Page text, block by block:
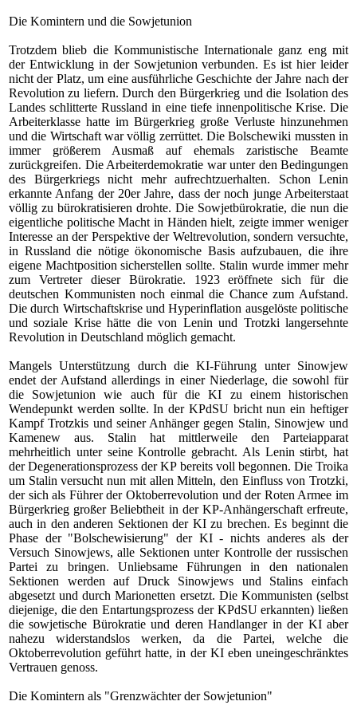
Die Komintern und die Sowjetunion
Trotzdem blieb die Kommunistische Internationale ganz eng mit
der Entwicklung in der Sowjetunion verbunden. Es ist hier leider
nicht der Platz, um eine ausführliche Geschichte der Jahre nach der
Revolution zu liefern. Durch den Bürgerkrieg und die Isolation des
Landes schlitterte Russland in eine tiefe innenpolitische Krise. Die
Arbeiterklasse hatte im Bürgerkrieg große Verluste hinzunehmen
und die Wirtschaft war völlig zerrüttet. Die Bolschewiki mussten in
immer größerem Ausmaß auf ehemals zaristische Beamte
zurückgreifen. Die Arbeiterdemokratie war unter den Bedingungen
des Bürgerkriegs nicht mehr aufrechtzuerhalten. Schon Lenin
erkannte Anfang der 20er Jahre, dass der noch junge Arbeiterstaat
völlig zu bürokratisieren drohte. Die Sowjetbürokratie, die nun die
eigentliche politische Macht in Händen hielt, zeigte immer weniger
Interesse an der Perspektive der Weltrevolution, sondern versuchte,
in Russland die nötige ökonomische Basis aufzubauen, die ihre
eigene Machtposition sicherstellen sollte. Stalin wurde immer mehr
zum Vertreter dieser Bürokratie. 1923 eröffnete sich für die
deutschen Kommunisten noch einmal die Chance zum Aufstand.
Die durch Wirtschaftskrise und Hyperinflation ausgelöste politische
und soziale Krise hätte die von Lenin und Trotzki langersehnte
Revolution in Deutschland möglich gemacht.
Mangels Unterstützung durch die KI-Führung unter Sinowjew
endet der Aufstand allerdings in einer Niederlage, die sowohl für
die Sowjetunion wie auch für die KI zu einem historischen
Wendepunkt werden sollte. In der KPdSU bricht nun ein heftiger
Kampf Trotzkis und seiner Anhänger gegen Stalin, Sinowjew und
Kamenew aus. Stalin hat mittlerweile den Parteiapparat
mehrheitlich unter seine Kontrolle gebracht. Als Lenin stirbt, hat
der Degenerationsprozess der KP bereits voll begonnen. Die Troika
um Stalin versucht nun mit allen Mitteln, den Einfluss von Trotzki,
der sich als Führer der Oktoberrevolution und der Roten Armee im
Bürgerkrieg großer Beliebtheit in der KP-Anhängerschaft erfreute,
auch in den anderen Sektionen der KI zu brechen. Es beginnt die
Phase der "Bolschewisierung" der KI - nichts anderes als der
Versuch Sinowjews, alle Sektionen unter Kontrolle der russischen
Partei zu bringen. Unliebsame Führungen in den nationalen
Sektionen werden auf Druck Sinowjews und Stalins einfach
abgesetzt und durch Marionetten ersetzt. Die Kommunisten (selbst
diejenige, die den Entartungsprozess der KPdSU erkannten) ließen
die sowjetische Bürokratie und deren Handlanger in der KI aber
nahezu widerstandslos werken, da die Partei, welche die
Oktoberrevolution geführt hatte, in der KI eben uneingeschränktes
Vertrauen genoss.
Die Komintern als "Grenzwächter der Sowjetunion"